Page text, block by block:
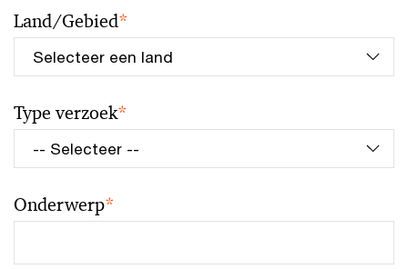
Land/Gebied*
Type verzoek*
Onderwerp*